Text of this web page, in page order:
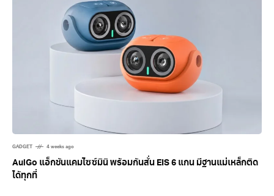
GADGET 4 weeks ago
AulGo แอ็กชันแคมไซซ์มินิ พร้อมกันสั่น EIS 6 แกน มีฐานแม่เหล็กติด
ได้ทุกที่